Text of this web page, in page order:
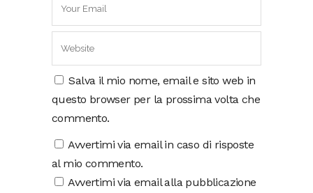
Salva il mio nome, email e sito web in
questo browser per la prossima volta che
commento.
Avvertimi via email in caso di risposte
al mio commento.
Avvertimi via email alla pubblicazione